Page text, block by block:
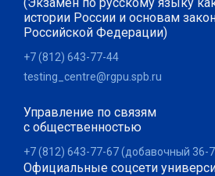
истории России и основам
Российской Федерации)
+7 (812) 643-77-44
testing_centre@rgpu.spb.ru
Управление по связям
с общественностью
+7 (812) 643-77-67 (добавочный 36-
Официальные соцсети